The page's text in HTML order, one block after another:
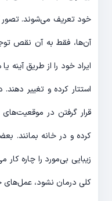
خود تعریف می‌شوند. تصور
آن‌ها، فقط به آن نقص
ایراد خود را از طریق آینه
استتار کرده و تغییر
قرار گرفتن در
کرده و در خانه بمانند.
زیبایی بی‌مورد را چاره
کلی درمان نشود، عمل‌های